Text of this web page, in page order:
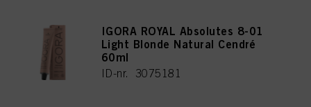
IGORA ROYAL Absolutes 8-01
Light Blonde Natural Cendré
60ml
ID-nr. 3075181